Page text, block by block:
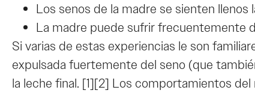
Los senos de la madre se sienten
La madre puede sufrir frecuentemente
Si varias de estas experiencias le son
expulsada fuertemente del seno (que
la leche final. [1][2] Los comportamientos